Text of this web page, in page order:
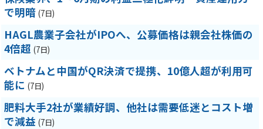
で明暗 (7日)
HAGL農業子会社がIPOへ、公募価格は親会社株価の
4倍超 (7日)
ベトナムと中国がQR決済で提携、10億人超が利用可
能に (7日)
肥料大手2社が業績好調、他社は需要低迷とコスト増
で減益 (7日)